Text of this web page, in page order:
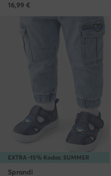
16,99 €
EXTRA -15% Kodas: SUMMER
Sprandi